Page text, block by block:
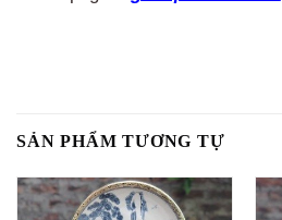
SẢN PHẨM TƯƠNG TỰ